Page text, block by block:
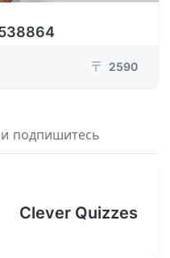
₸ 2590
и подпишитесь
Clever Quizzes